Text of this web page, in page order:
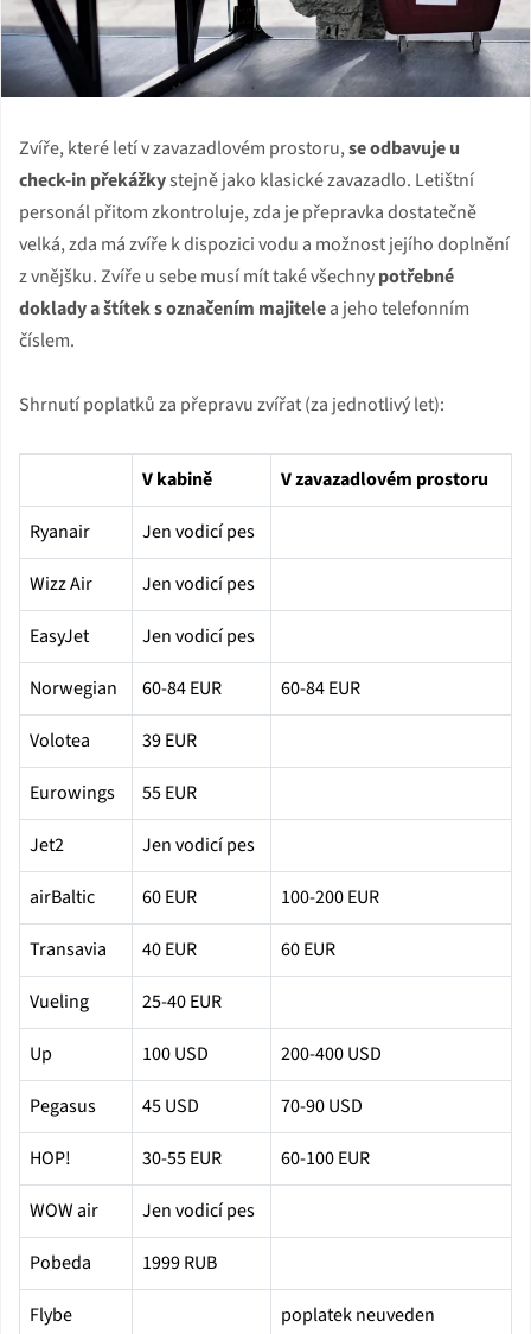
Zvíře, které letí v zavazadlovém prostoru,se odbavuje u
check-in překážkystejně jako klasické zavazadlo. Letištní
personál přitom zkontroluje, zda je přepravka dostatečně
velká, zda má zvíře k dispozici vodu a možnost jejího doplnění
z vnějšku. Zvíře u sebe musí mít také všechnypotřebné
doklady a štítek s označením majitelea jeho telefonním
číslem.
Shrnutí poplatků za přepravu zvířat (za jednotlivý let):
V kabině
V zavazadlovém prostoru
Ryanair
Jen vodicí pes
Wizz Air
Jen vodicí pes
EasyJet
Jen vodicí pes
Norwegian
60-84 EUR
60-84 EUR
Volotea
39 EUR
Eurowings
55 EUR
Jet2
Jen vodicí pes
airBaltic
60 EUR
100-200 EUR
Transavia
40 EUR
60 EUR
Vueling
25-40 EUR
Up
100 USD
200-400 USD
Pegasus
45 USD
70-90 USD
HOP!
30-55 EUR
60-100 EUR
WOW air
Jen vodicí pes
Pobeda
1999 RUB
Flybe
poplatek neuveden